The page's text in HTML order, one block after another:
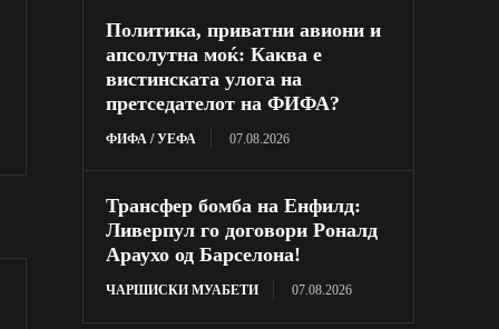
Политика, приватни авиони и
апсолутна моќ: Каква е
вистинската улога на
претседателот на ФИФА?
ФИФА / УЕФА 07.08.2026
Трансфер бомба на Енфилд:
Ливерпул го договори Роналд
Араухо од Барселона!
ЧАРШИСКИ МУАБЕТИ 07.08.2026